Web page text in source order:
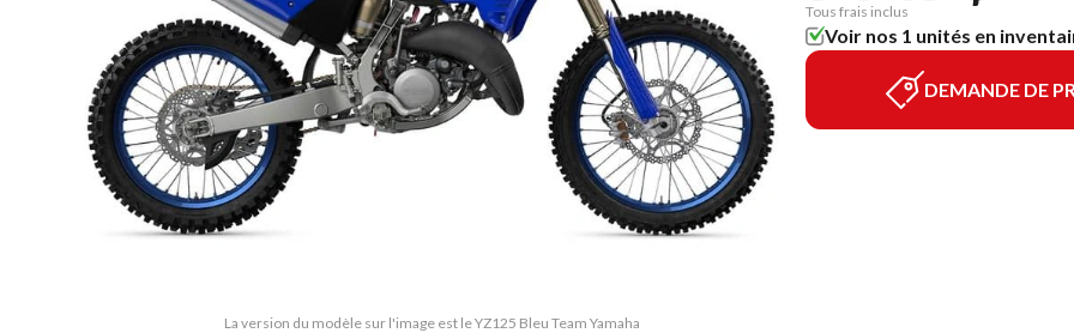
La version du modèle sur l'image est le YZ125 Bleu Team Yamaha
Tous frais inclus
Voir nos 1 unités en
DEMANDE DE